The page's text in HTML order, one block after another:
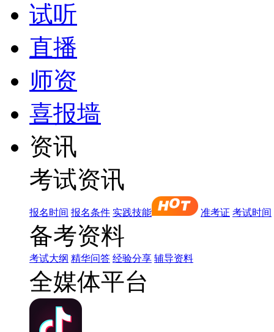
试听
直播
师资
喜报墙
资讯
考试资讯
报名时间 报名条件 实践技能 准考证 考试时间
备考资料
考试大纲 精华问答 经验分享 辅导资料
全媒体平台